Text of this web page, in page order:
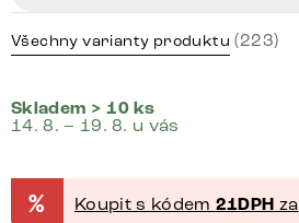
Všechny varianty produktu (223)
Skladem > 10 ks
14. 8. – 19. 8. u vás
% Koupit s kódem 21DPH za